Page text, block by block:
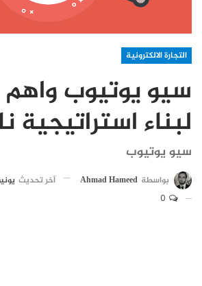
التجارة الالكترونية
سيو يوتيوب
لبناء استراتيجية
سيو يوتيوب
بواسطة Ahmad Hameed آخر تحديث يونيو 21,